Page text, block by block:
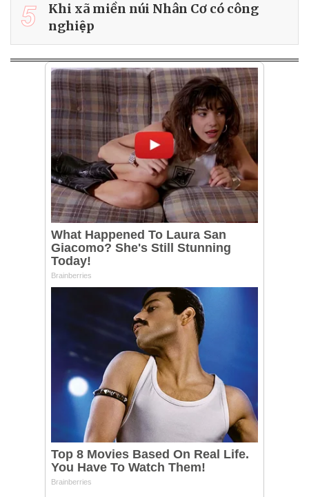
5
Khi xã miền núi Nhân Cơ có công
nghiệp